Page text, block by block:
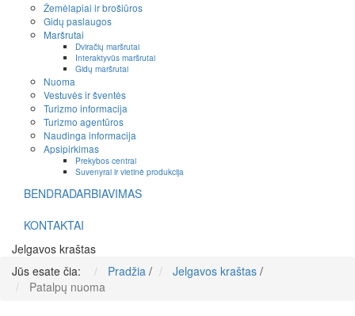
Žemėlapiai ir brošiūros
Gidų paslaugos
Maršrutai
Dviračių maršrutai
Interaktyvūs maršrutai
Gidų maršrutai
Nuoma
Vestuvės ir šventės
Turizmo informacija
Turizmo agentūros
Naudinga informacija
Apsipirkimas
Prekybos centrai
Suvenyrai ir vietinė produkcija
BENDRADARBIAVIMAS
KONTAKTAI
Jelgavos kraštas
Jūs esate čia:
Pradžia / Jelgavos kraštas /
Patalpų nuoma